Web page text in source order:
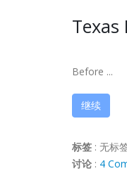
Texas
Before ...
继续
标签 : 无标
讨论 : 4